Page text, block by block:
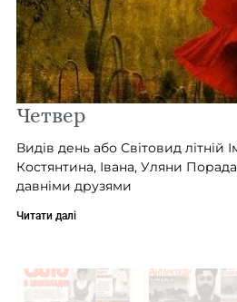
Четвер
Видів день або Світовид літній
Костянтина, Івана, Уляни
давніми друзями
Читати далі